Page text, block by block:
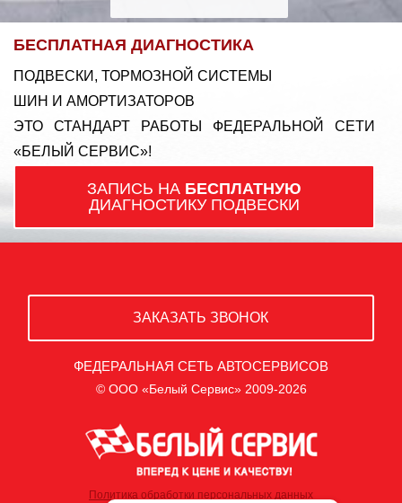
БЕСПЛАТНАЯ ДИАГНОСТИКА
ПОДВЕСКИ, ТОРМОЗНОЙ СИСТЕМЫ
ШИН И АМОРТИЗАТОРОВ
ЭТО СТАНДАРТ РАБОТЫ ФЕДЕРАЛЬНОЙ СЕТИ
«БЕЛЫЙ СЕРВИС»!
ЗАПИСЬ НА БЕСПЛАТНУЮ
ДИАГНОСТИКУ ПОДВЕСКИ
ЗАКАЗАТЬ ЗВОНОК
ФЕДЕРАЛЬНАЯ СЕТЬ АВТОСЕРВИСОВ
© ООО «Белый Сервис» 2009-2026
Политика обработки персональных данных